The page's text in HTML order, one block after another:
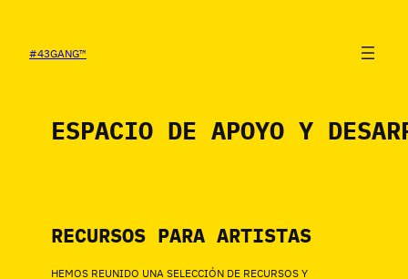
CONTENIDO
#43GANG™
ESPACIO DE APOYO Y
RECURSOS PARA ARTISTAS
HEMOS REUNIDO UNA SELECCIÓN DE RECURSOS Y